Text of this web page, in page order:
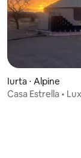
avaliação média
Iurta ⋅ Alpine
Casa Estrella •